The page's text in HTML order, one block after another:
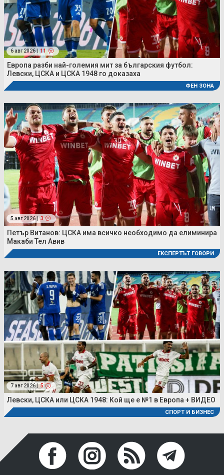
6 авг 2026 | 11
Европа разби най-големия мит за българския футбол:
Левски, ЦСКА и ЦСКА 1948 го доказаха
ФЕН ЗОНА
5 авг 2026 | 3
Петър Витанов: ЦСКА има всичко необходимо да елиминира
Макаби Тел Авив
ЕКСПЕРТЪТ ГОВОРИ
7 авг 2026 | 5
Левски, ЦСКА или ЦСКА 1948: Кой ще е №1 в Европа + ВИДЕО
СПОРТ И БИЗНЕС